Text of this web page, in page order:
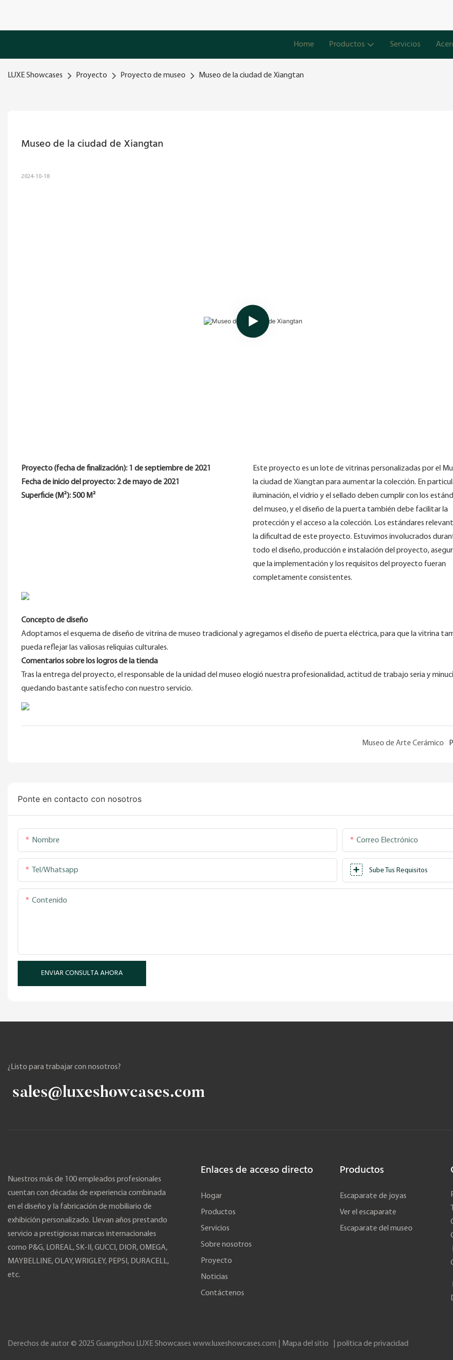
Home Productos Servicios
LUXE Showcases Proyecto Proyecto de museo Museo de la ciudad de Xiangtan
Museo de la ciudad de Xiangtan
2024-10-18
Proyecto (fecha de finalización): 1 de septiembre de 2021
Fecha de inicio del proyecto: 2 de mayo de 2021
Superficie (M²): 500 M²
Este proyecto es un lote de vitrinas personalizadas por el
la ciudad de Xiangtan para aumentar la colección. En
iluminación, el vidrio y el sellado deben cumplir con los
del museo, y el diseño de la puerta también debe facilitar la
protección y el acceso a la colección. Los estándares
la dificultad de este proyecto. Estuvimos involucrados
todo el diseño, producción e instalación del proyecto,
que la implementación y los requisitos del proyecto fueran
completamente consistentes.
Concepto de diseño
Adoptamos el esquema de diseño de vitrina de museo tradicional y agregamos el diseño de puerta eléctrica, para que la vitrina
pueda reflejar las valiosas reliquias culturales.
Comentarios sobre los logros de la tienda
Tras la entrega del proyecto, el responsable de la unidad del museo elogió nuestra profesionalidad, actitud de trabajo seria y
quedando bastante satisfecho con nuestro servicio.
Museo de Arte Cerámico
Ponte en contacto con nosotros
Nombre Correo Electrónico
Tel/whatsapp Sube Tus Requisitos
Contenido
ENVIAR CONSULTA AHORA
¿Listo para trabajar con nosotros?
sales@luxeshowcases.com
Nuestros más de 100 empleados profesionales
cuentan con décadas de experiencia combinada
en el diseño y la fabricación de mobiliario de
exhibición personalizado. Llevan años prestando
servicio a prestigiosas marcas internacionales
como P&G, LOREAL, SK-II, GUCCI, DIOR, OMEGA,
MAYBELLINE, OLAY, WRIGLEY, PEPSI, DURACELL,
etc.
Enlaces de acceso directo
Hogar
Productos
Servicios
Sobre nosotros
Proyecto
Noticias
Contáctenos
Productos
Escaparate de joyas
Ver el escaparate
Escaparate del museo
Derechos de autor © 2025 Guangzhou LUXE Showcases www.luxeshowcases.com | Mapa del sitio política de privacidad